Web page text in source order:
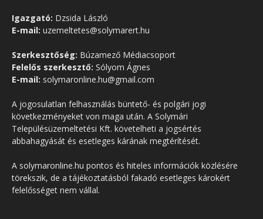
Igazgató: Dzsida László
E-mail: uzemeltetes@solymarert.hu
Szerkesztőség: Búzamező Médiacsoport
Felelős szerkesztő: Sólyom Ágnes
E-mail: solymaronline.hu@gmail.com
A jogosulatlan felhasználás büntető- és polgári jogi
következményeket von maga után. A Solymári
Településüzemeltetési Kft. követelheti a jogsértés
abbahagyását és esetleges kárának megtérítését.
A solymaronline.hu pontos és hiteles információk közlésére
törekszik, de a tájékoztatásból fakadó esetleges károkért
felelősséget nem vállal.